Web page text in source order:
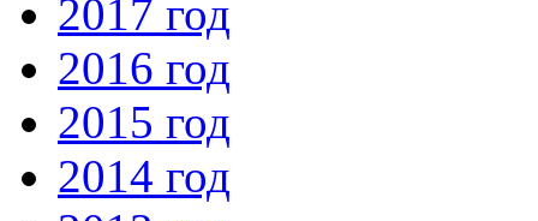
2017 год
2016 год
2015 год
2014 год